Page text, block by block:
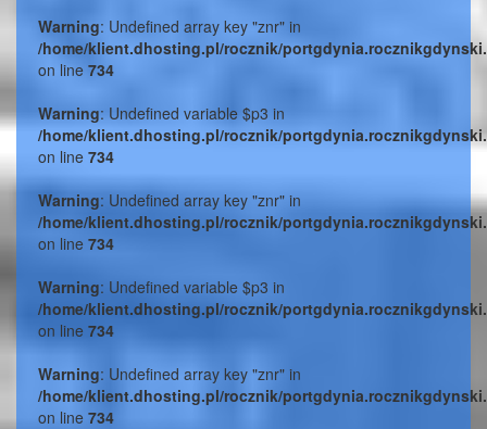
Warning: Undefined array key "znr" in
/home/klient.dhosting.pl/rocznik/
on line 734
Warning: Undefined variable $p3 in
/home/klient.dhosting.pl/rocznik/
on line 734
Warning: Undefined array key "znr" in
/home/klient.dhosting.pl/rocznik/
on line 734
Warning: Undefined variable $p3 in
/home/klient.dhosting.pl/rocznik/
on line 734
Warning: Undefined array key "znr" in
/home/klient.dhosting.pl/rocznik/
on line 734